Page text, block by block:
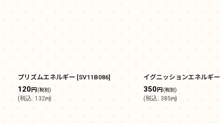
プリズムエネルギー [SV11B086]
120円(税別)
(税込: 132円)
イグニッションエネルギー
350円 (税別)
(税込: 385円)